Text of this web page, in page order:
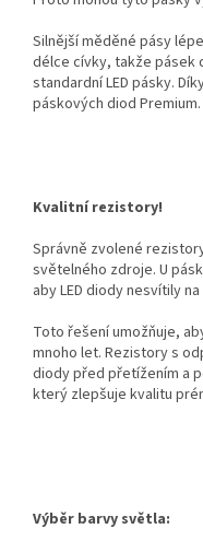
Silnější měděné pásy
délce cívky, takže pásek
standardní LED pásky.
páskových diod Premium.
Kvalitní rezistory!
Správně zvolené
světelného zdroje. U
aby LED diody nesvítily
Toto řešení umožňuje,
mnoho let. Rezistory s
diody před přetížením a
který zlepšuje kvalitu
Výběr barvy světla: